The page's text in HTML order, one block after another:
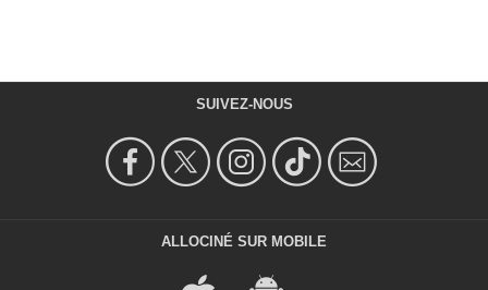
SUIVEZ-NOUS
ALLOCINÉ SUR MOBILE